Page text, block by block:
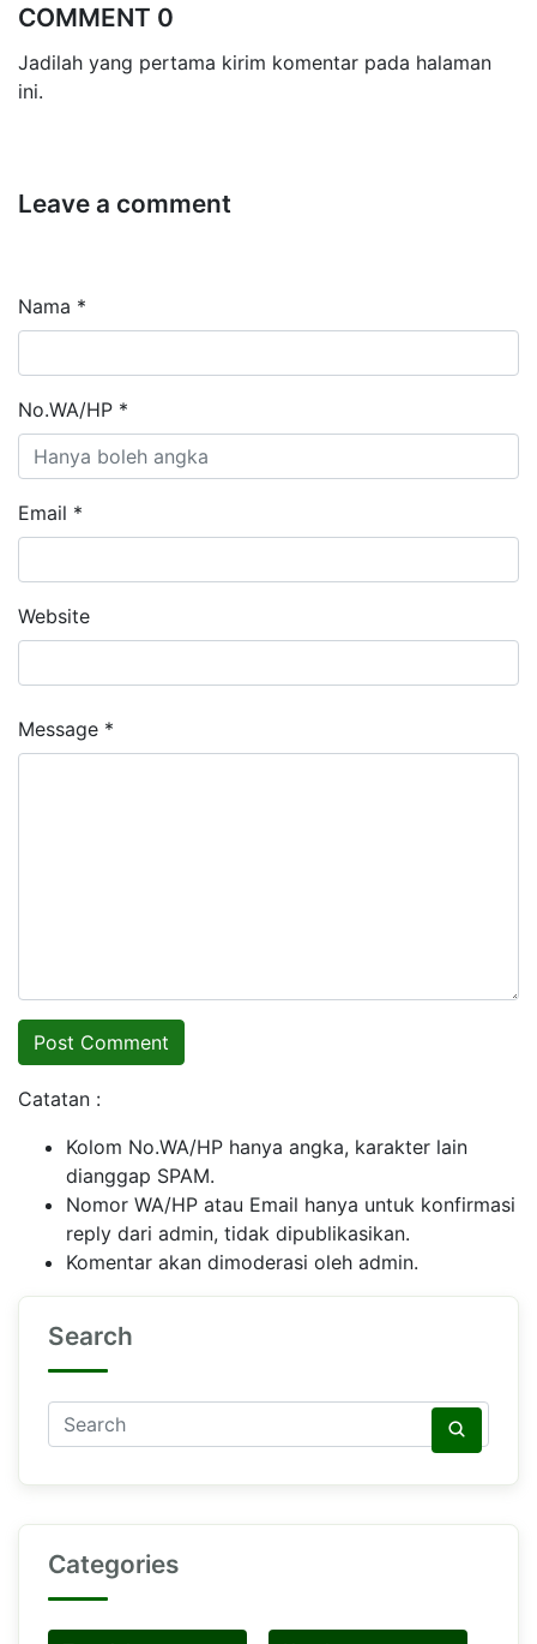
COMMENT 0
Jadilah yang pertama kirim komentar pada halaman
ini.
Leave a comment
Nama *
No.WA/HP *
Email *
Website
Message *
Catatan :
Kolom No.WA/HP hanya angka, karakter lain
dianggap SPAM.
Nomor WA/HP atau Email hanya untuk konfirmasi
reply dari admin, tidak dipublikasikan.
Komentar akan dimoderasi oleh admin.
Search
Categories